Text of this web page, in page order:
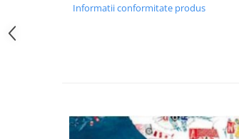
Editura Kreativ
Editura Litera
Editura Pandora M
Informatii conformitate produs